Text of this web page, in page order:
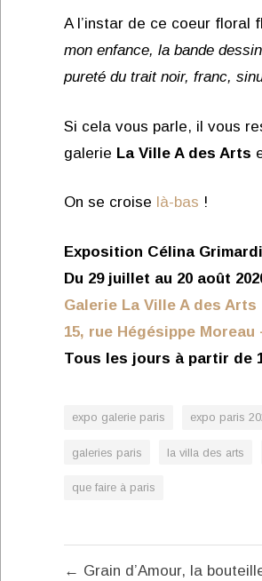
A l’instar de ce coeur floral
mon enfance, la bande
pureté du trait noir, franc,
Si cela vous parle, il vous
galerie La Ville A des Arts
On se croise là-bas !
Exposition Célina
Du 29 juillet au 20 août
Galerie La Ville A des Arts
15, rue Hégésippe Moreau
Tous les jours à partir de
expo galerie paris expo paris
galeries paris la villa des arts
que faire à paris
Navigation
← Grain d’Amour, la